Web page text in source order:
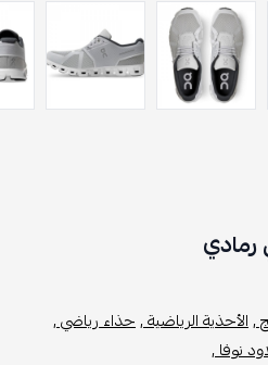
رمادي
,الأحذية الرياضية ,حذاء رياضي ,
نوفا ,